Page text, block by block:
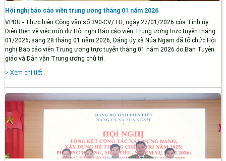
Hội nghị báo cáo viên trung ương tháng 01 năm 2026
VPĐU - Thực hiện Công văn số 390-CV/TU, ngày 27/01/2026 của Tỉnh ủy
Điện Biên về việc mời dự Hội nghị Báo cáo viên Trung ương trực tuyến tháng
01/2026; sáng 28 tháng 01 năm 2026, Đảng ủy xã Núa Ngam đã tổ chức Hội
nghị Báo cáo viên Trung ương trực tuyến tháng 01 năm 2026 do Ban Tuyên
giáo và Dân vận Trung ương chủ trì.
> Xem chi tiết